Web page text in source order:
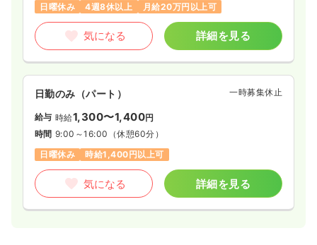
日曜休み
4週8休以上 月給20万円以上可
気になる 詳細を見る
日勤のみ（パート） 一時募集休止
給与 時給1,300〜1,400円
時間 9:00～16:00 （休憩60分）
日曜休み
時給1,400円以上可
気になる 詳細を見る